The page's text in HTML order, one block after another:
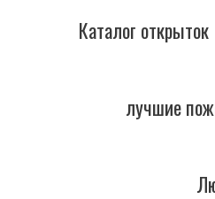
Каталог открыток
лучшие